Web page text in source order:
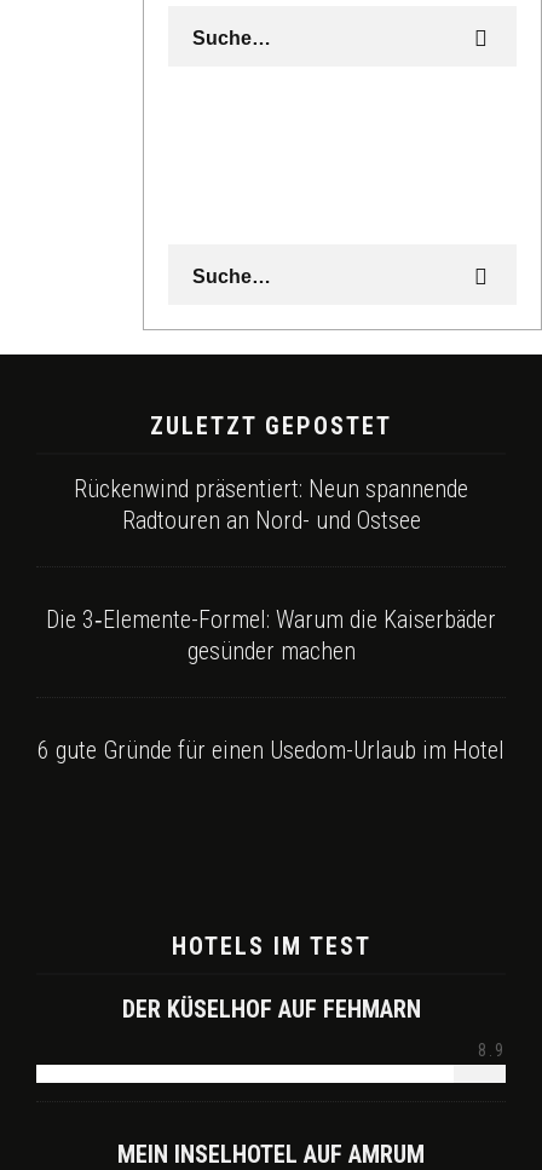
ZULETZT GEPOSTET
Rückenwind präsentiert: Neun spannende
Radtouren an Nord- und Ostsee
Die 3‑Elemente-Formel: Warum die Kaiserbäder
gesünder machen
6 gute Gründe für einen Usedom-Urlaub im Hotel
HOTELS IM TEST
DER KÜSELHOF AUF FEHMARN
8.9
MEIN INSELHOTEL AUF AMRUM